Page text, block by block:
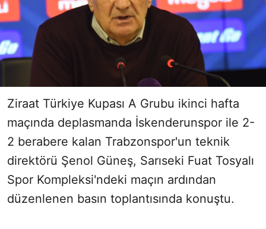
Ziraat Türkiye Kupası A Grubu ikinci hafta
maçında deplasmanda İskenderunspor ile 2-
2 berabere kalan Trabzonspor'un teknik
direktörü Şenol Güneş, Sarıseki Fuat Tosyalı
Spor Kompleksi'ndeki maçın ardından
düzenlenen basın toplantısında konuştu.